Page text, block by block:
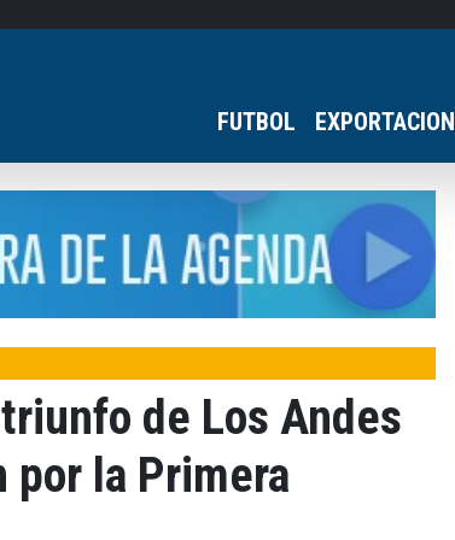
FUTBOL EXPORTACION
de Los Andes
por la Primera